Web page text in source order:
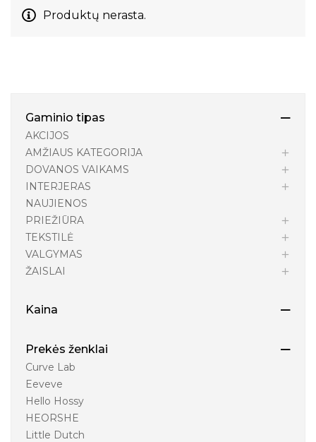
Gaminio tipas
AKCIJOS
AMŽIAUS KATEGORIJA
DOVANOS VAIKAMS
INTERJERAS
NAUJIENOS
PRIEŽIŪRA
TEKSTILĖ
VALGYMAS
ŽAISLAI
Kaina
Prekės ženklai
Curve Lab
Eeveve
Hello Hossy
HEORSHE
Little Dutch
Produktų nerasta.